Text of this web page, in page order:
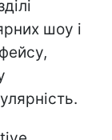
шоу і